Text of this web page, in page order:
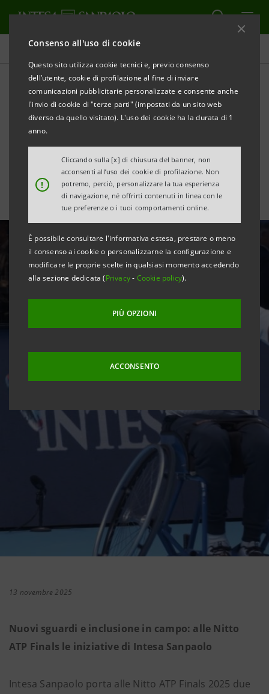
Consenso all'uso di cookie
Questo sito utilizza cookie tecnici e, previo consenso
dell’utente, cookie di profilazione al fine di inviare
comunicazioni pubblicitarie personalizzate e consente anche
l'invio di cookie di "terze parti" (impostati da un sito web
diverso da quello visitato). L'uso dei cookie ha la durata di 1
anno.
!
Cliccando sulla [x] di chiusura del banner, non
acconsenti all’uso dei cookie di profilazione. Non
potremo, perciò, personalizzare la tua esperienza
di navigazione, né offrirti contenuti in linea con le
tue preferenze o i tuoi comportamenti online.
È possibile consultare l'informativa estesa, prestare o meno
il consenso ai cookie o personalizzarne la configurazione e
modificare le proprie scelte in qualsiasi momento accedendo
alla sezione dedicata (Privacy- Cookie policy).
PIÙ OPZIONI
ACCONSENTO
Tutte le news
ATP Finals 2025: nuovi
sguardi e sport inclusivo
con Intesa Sanpaolo
13 novembre 2025
Nuovi sguardi e inclusione in campo: alle Nitto
ATP Finals le iniziative di Intesa Sanpaolo
Intesa Sanpaolo porta alle Nitto ATP Finals 2025 due